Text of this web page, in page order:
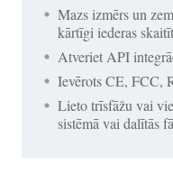
Mazs izmērs un
kārtīgi iederas
Atveriet API
Ievērots CE, FCC,
Lieto trīsfāžu vai
sistēmā vai dalītās